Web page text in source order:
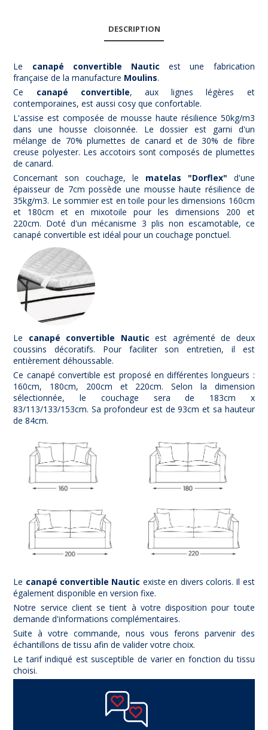
DESCRIPTION
Le canapé convertible Nautic est une fabrication
française de la manufacture Moulins.
Ce canapé convertible, aux lignes légères et
contemporaines, est aussi cosy que confortable.
L'assise est composée de mousse haute résilience 50kg/m3
dans une housse cloisonnée. Le dossier est garni d'un
mélange de 70% plumettes de canard et de 30% de fibre
creuse polyester. Les accotoirs sont composés de plumettes
de canard.
Concernant son couchage, le matelas "Dorflex" d'une
épaisseur de 7cm possède une mousse haute résilience de
35kg/m3. Le sommier est en toile pour les dimensions 160cm
et 180cm et en mixotoile pour les dimensions 200 et
220cm. Doté d'un mécanisme 3 plis non escamotable, ce
canapé convertible est idéal pour un couchage ponctuel.
Le canapé convertible Nauticest agrémenté de deux
coussins décoratifs. Pour faciliter son entretien, il est
entièrement déhoussable.
Ce canapé convertible est proposé en différentes longueurs :
160cm, 180cm, 200cm et 220cm. Selon la dimension
sélectionnée, le couchage sera de 183cm x
83/113/133/153cm. Sa profondeur est de 93cm et sa hauteur
de 84cm.
Le canapé convertible Nautic existe en divers coloris. Il est
également disponible en version fixe.
Notre service client se tient à votre disposition pour toute
demande d'informations complémentaires.
Suite à votre commande, nous vous ferons parvenir des
échantillons de tissu afin de valider votre choix.
Le tarif indiqué est susceptible de varier en fonction du tissu
choisi.